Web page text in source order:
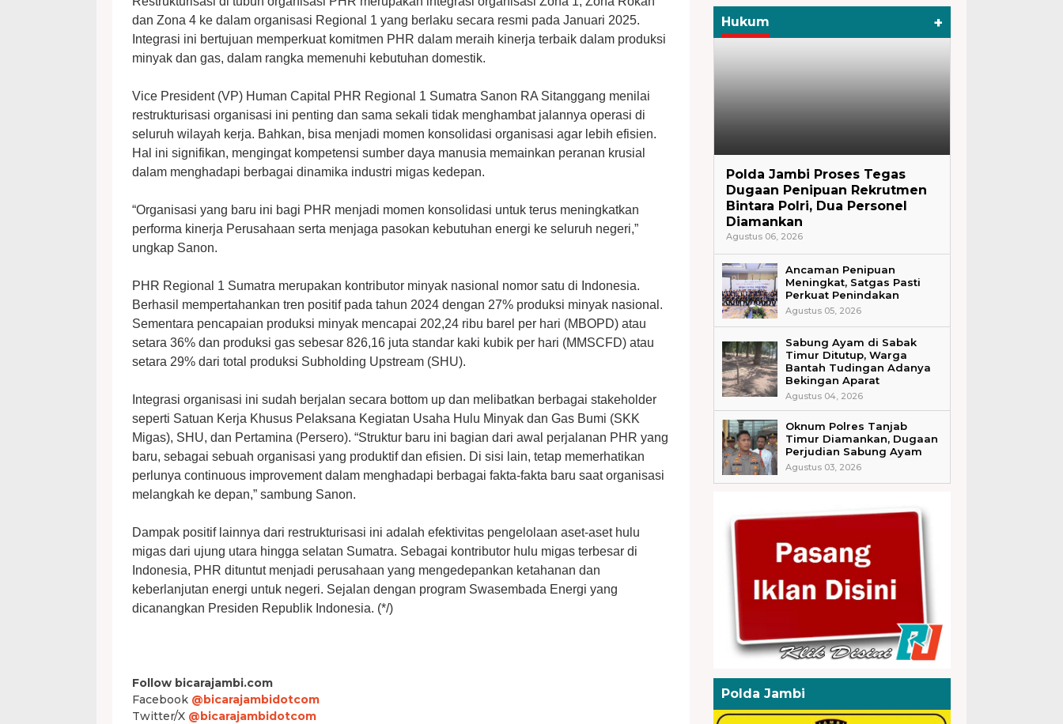
dan Zona 4 ke dalam organisasi Regional 1 yang berlaku secara resmi pada Januari 2025.
Integrasi ini bertujuan memperkuat komitmen PHR dalam meraih kinerja terbaik dalam produksi
minyak dan gas, dalam rangka memenuhi kebutuhan domestik.
Vice President (VP) Human Capital PHR Regional 1 Sumatra Sanon RA Sitanggang menilai
restrukturisasi organisasi ini penting dan sama sekali tidak menghambat jalannya operasi di
seluruh wilayah kerja. Bahkan, bisa menjadi momen konsolidasi organisasi agar lebih efisien.
Hal ini signifikan, mengingat kompetensi sumber daya manusia memainkan peranan krusial
dalam menghadapi berbagai dinamika industri migas kedepan.
“Organisasi yang baru ini bagi PHR menjadi momen konsolidasi untuk terus meningkatkan
performa kinerja Perusahaan serta menjaga pasokan kebutuhan energi ke seluruh negeri,”
ungkap Sanon.
PHR Regional 1 Sumatra merupakan kontributor minyak nasional nomor satu di Indonesia.
Berhasil mempertahankan tren positif pada tahun 2024 dengan 27% produksi minyak nasional.
Sementara pencapaian produksi minyak mencapai 202,24 ribu barel per hari (MBOPD) atau
setara 36% dan produksi gas sebesar 826,16 juta standar kaki kubik per hari (MMSCFD) atau
setara 29% dari total produksi Subholding Upstream (SHU).
Integrasi organisasi ini sudah berjalan secara bottom up dan melibatkan berbagai stakeholder
seperti Satuan Kerja Khusus Pelaksana Kegiatan Usaha Hulu Minyak dan Gas Bumi (SKK
Migas), SHU, dan Pertamina (Persero). “Struktur baru ini bagian dari awal perjalanan PHR yang
baru, sebagai sebuah organisasi yang produktif dan efisien. Di sisi lain, tetap memerhatikan
perlunya continuous improvement dalam menghadapi berbagai fakta-fakta baru saat organisasi
melangkah ke depan,” sambung Sanon.
Dampak positif lainnya dari restrukturisasi ini adalah efektivitas pengelolaan aset-aset hulu
migas dari ujung utara hingga selatan Sumatra. Sebagai kontributor hulu migas terbesar di
Indonesia, PHR dituntut menjadi perusahaan yang mengedepankan ketahanan dan
keberlanjutan energi untuk negeri. Sejalan dengan program Swasembada Energi yang
dicanangkan Presiden Republik Indonesia. (*/)
Follow bicarajambi.com
Facebook @bicarajambidotcom
Twitter/X @bicarajambidotcom
Hukum +
Polda Jambi Proses Tegas
Dugaan Penipuan Rekrutmen
Bintara Polri, Dua Personel
Diamankan
Agustus 06, 2026
Ancaman Penipuan
Meningkat, Satgas Pasti
Perkuat Penindakan
Agustus 05, 2026
Sabung Ayam di Sabak
Timur Ditutup, Warga
Bantah Tudingan Adanya
Bekingan Aparat
Agustus 04, 2026
Oknum Polres Tanjab
Timur Diamankan, Dugaan
Perjudian Sabung Ayam
Agustus 03, 2026
Polda Jambi